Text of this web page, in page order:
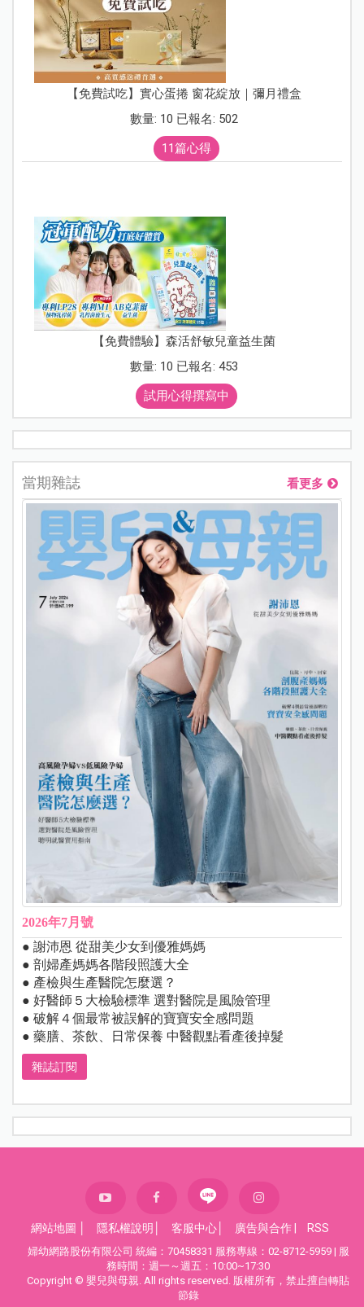
【免費試吃】實心蛋捲 窗花綻放｜彌月禮盒
數量: 10 已報名: 502
11篇心得
【免費體驗】森活舒敏兒童益生菌
數量: 10 已報名: 453
試用心得撰寫中
當期雜誌 看更多
2026年7月號
● 謝沛恩 從甜美少女到優雅媽媽
● 剖婦產媽媽各階段照護大全
● 產檢與生產醫院怎麼選？
● 好醫師５大檢驗標準 選對醫院是風險管理
● 破解４個最常被誤解的寶寶安全感問題
● 藥膳、茶飲、日常保養 中醫觀點看產後掉髮
雜誌訂閱
網站地圖 隱私權說明 客服中心 廣告與合作 RSS
婦幼網路股份有限公司 統編：70458331 服務專線：02-8712-5959 | 服
務時間：週一～週五：10:00~17:30
Copyright © 嬰兒與母親. All rights reserved. 版權所有，禁止擅自轉貼
節錄